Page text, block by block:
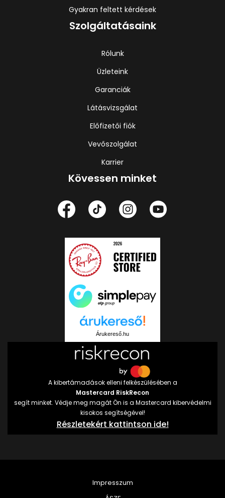
Gyakran feltett kérdések
Szolgáltatásaink
Rólunk
Üzleteink
Garanciák
Látásvizsgálat
Előfizetői fiók
Vevőszolgálat
Karrier
Kövessen minket
Árukereső.hu
A kibertámadások elleni felkészülésében a
Mastercard RiskRecon
segít minket. Védje meg magát Ön is a Mastercard kibervédelmi
kisokos segítségével!
Részletekért kattintson ide!
Impresszum